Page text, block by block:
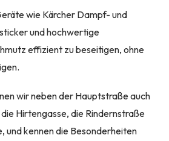
wie Kärcher Dampf- und
und hochwertige
effizient zu beseitigen, ohne
wir neben der Hauptstraße auch
Hirtengasse, die Rindernstraße
und kennen die Besonderheiten